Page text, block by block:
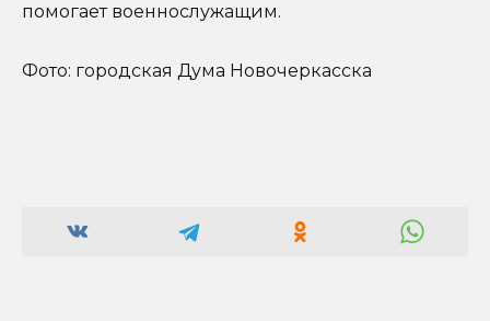
помогает военнослужащим.
Фото: городская Дума Новочеркасска